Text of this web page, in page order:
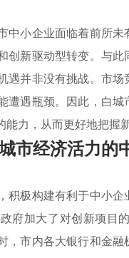
中小企业面临着前所
创新驱动型转变。与
遇并非没有挑战。市
遭遇瓶颈。因此，白
力，从而更好地把握
市经济活力的
积极构建有利于中小
府加大了对创新项目
，市内各大银行和金